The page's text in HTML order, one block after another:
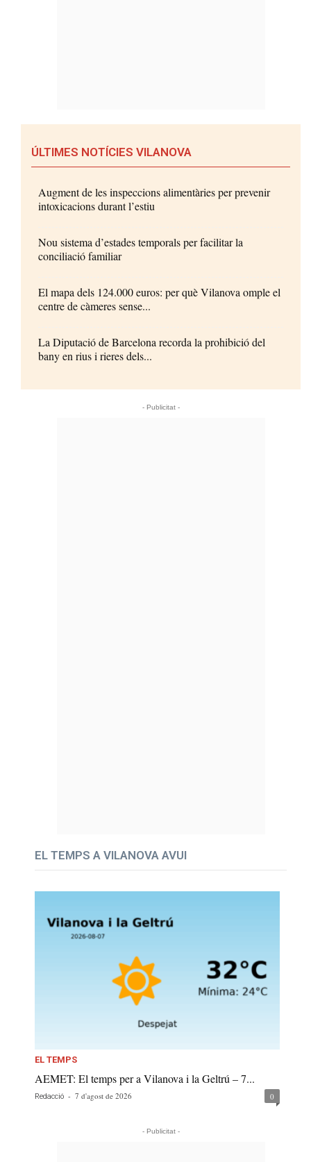
ÚLTIMES NOTÍCIES VILANOVA
Augment de les inspeccions alimentàries per prevenir
intoxicacions durant l’estiu
Nou sistema d’estades temporals per facilitar la
conciliació familiar
El mapa dels 124.000 euros: per què Vilanova omple el
centre de càmeres sense...
La Diputació de Barcelona recorda la prohibició del
bany en rius i rieres dels...
- Publicitat -
EL TEMPS A VILANOVA AVUI
EL TEMPS
AEMET: El temps per a Vilanova i la Geltrú – 7...
Redacció - 7 d'agost de 2026 0
- Publicitat -